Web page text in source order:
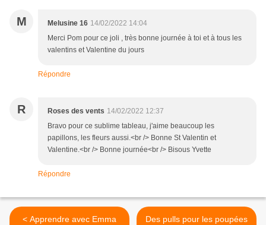
M Melusine 16 14/02/2022 14:04
Merci Pom pour ce joli , très bonne journée à toi et à tous les
valentins et Valentine du jours
Répondre
R Roses des vents 14/02/2022 12:37
Bravo pour ce sublime tableau, j'aime beaucoup les
papillons, les fleurs aussi.<br /> Bonne St Valentin et
Valentine.<br /> Bonne journée<br /> Bisous Yvette
Répondre
< Apprendre avec Emma
Des pulls pour les poupées